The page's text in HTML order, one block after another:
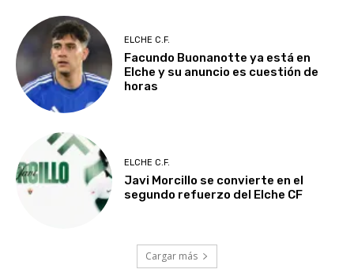
ELCHE C.F.
Facundo Buonanotte ya está en
Elche y su anuncio es cuestión de
horas
ELCHE C.F.
Javi Morcillo se convierte en el
segundo refuerzo del Elche CF
Cargar más